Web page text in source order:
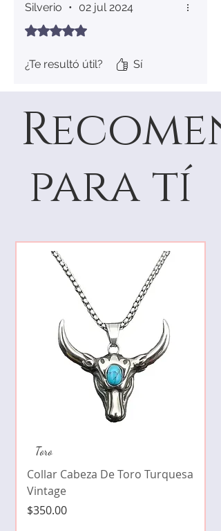
Silverio • 02 jul 2024
Obtuvo 5 de 5 estrellas.
¿Te resultó útil? Sí
para tí
Toro
Collar Cabeza De Toro Turquesa
Vintage
Precio
$350.00